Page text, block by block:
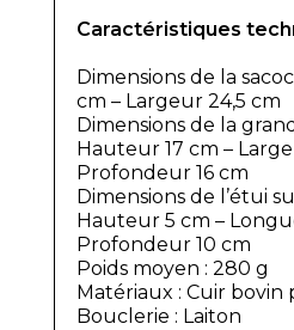
Caractéristiques
Dimensions de la
cm – Largeur 24,5 cm
Dimensions de la
Hauteur 17 cm –
Profondeur 16 cm
Dimensions de l’étui
Hauteur 5 cm –
Profondeur 10 cm
Poids moyen : 280 g
Matériaux : Cuir
Bouclerie : Laiton